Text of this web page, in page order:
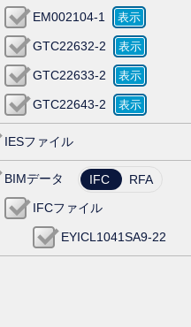
EM002104-1
GTC22632-2
GTC22633-2
GTC22643-2
IESファイル
BIMデータ IFC
RFA
IFCファイル
EYICL1041SA9-22